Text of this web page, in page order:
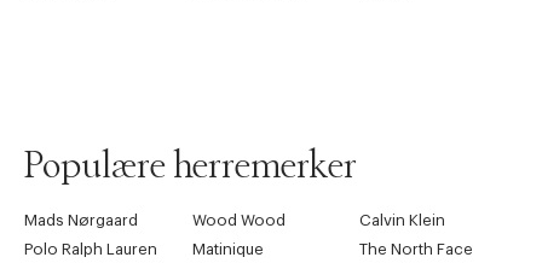
Populære herremerker
Mads Nørgaard Wood Wood
Calvin Klein
Polo Ralph Lauren
Matinique
The North Face